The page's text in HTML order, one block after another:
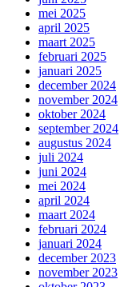
mei 2025
april 2025
maart 2025
februari 2025
januari 2025
december 2024
november 2024
oktober 2024
september 2024
augustus 2024
juli 2024
juni 2024
mei 2024
april 2024
maart 2024
februari 2024
januari 2024
december 2023
november 2023